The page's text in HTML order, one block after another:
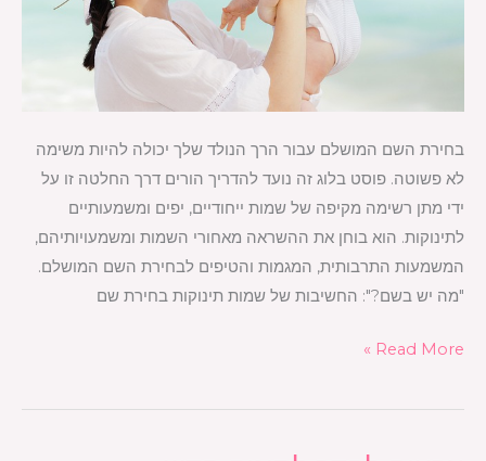
בחירת השם המושלם עבור הרך הנולד שלך יכולה להיות משימה
לא פשוטה. פוסט בלוג זה נועד להדריך הורים דרך החלטה זו על
ידי מתן רשימה מקיפה של שמות ייחודיים, יפים ומשמעותיים
לתינוקות. הוא בוחן את ההשראה מאחורי השמות ומשמעויותיהם,
המשמעות התרבותית, המגמות והטיפים לבחירת השם המושלם.
"מה יש בשם?": החשיבות של שמות תינוקות בחירת שם
Read More »